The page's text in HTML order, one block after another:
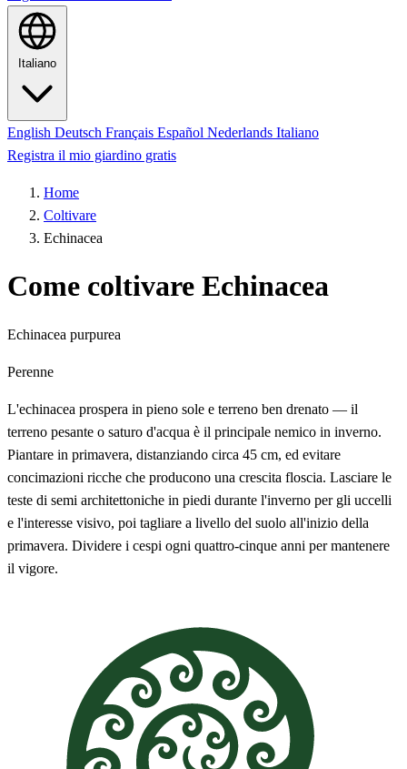
Italiano
English Deutsch Français Español Nederlands Italiano
Registra il mio giardino gratis
Home
Coltivare
Echinacea
Come coltivare Echinacea
Echinacea purpurea
Perenne
L'echinacea prospera in pieno sole e terreno ben drenato — il
terreno pesante o saturo d'acqua è il principale nemico in inverno.
Piantare in primavera, distanziando circa 45 cm, ed evitare
concimazioni ricche che producono una crescita floscia. Lasciare le
teste di semi architettoniche in piedi durante l'inverno per gli uccelli
e l'interesse visivo, poi tagliare a livello del suolo all'inizio della
primavera. Dividere i cespi ogni quattro-cinque anni per mantenere
il vigore.